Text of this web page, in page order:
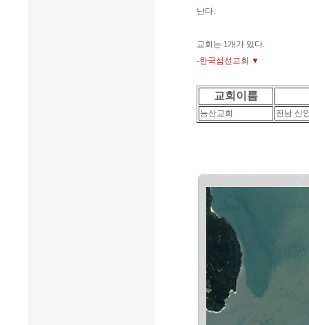
난다.
교회는 1개가 있다.
-한국섬선교회 ▼
교회이름
능산교회 전남 신